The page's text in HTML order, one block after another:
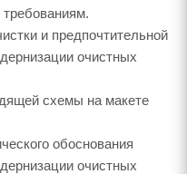
и предпочтительной
очистных
схемы на макете
обоснования
очистных